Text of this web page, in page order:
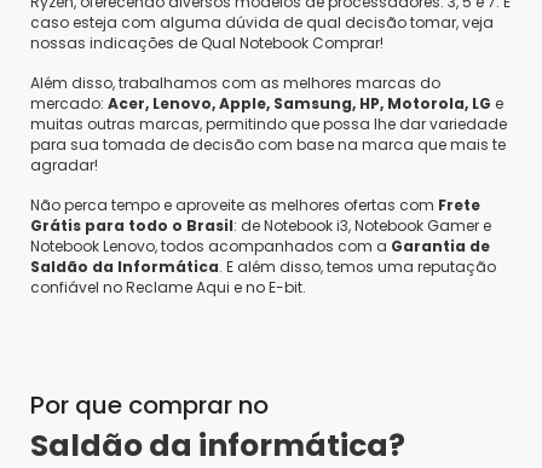
caso esteja com alguma dúvida de qual decisão tomar, veja
nossas indicações de Qual Notebook Comprar!
Além disso, trabalhamos com as melhores marcas do
mercado: Acer, Lenovo, Apple, Samsung, HP, Motorola, LG e
muitas outras marcas, permitindo que possa lhe dar variedade
para sua tomada de decisão com base na marca que mais te
agradar!
Não perca tempo e aproveite as melhores ofertas com Frete
Grátis para todo o Brasil: de Notebook i3, Notebook Gamer e
Notebook Lenovo, todos acompanhados com a Garantia de
Saldão da Informática. E além disso, temos uma reputação
confiável no Reclame Aqui e no E-bit.
Por que comprar no
Saldão da informática?